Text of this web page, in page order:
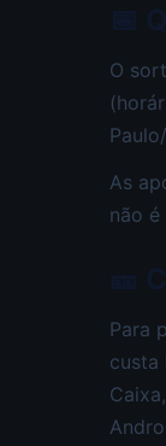
O
As
não
Para
custa